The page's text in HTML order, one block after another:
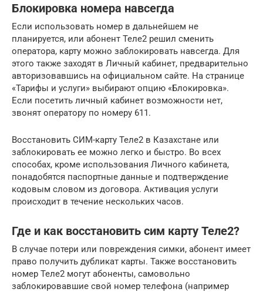
Блокировка номера навсегда
Если использовать номер в дальнейшем не
планируется, или абонент Теле2 решил сменить
оператора, карту можно заблокировать навсегда. Для
этого также заходят в Личный кабинет, предварительно
авторизовавшись на официальном сайте. На странице
«Тарифы и услуги» выбирают опцию «Блокировка».
Если посетить личный кабинет возможности нет,
звонят оператору по номеру 611.
Восстановить СИМ-карту Теле2 в Казахстане или
заблокировать ее можно легко и быстро. Во всех
способах, кроме использования Личного кабинета,
понадобятся паспортные данные и подтверждение
кодовым словом из договора. Активация услуги
происходит в течение нескольких часов.
Где и как восстановить сим карту Теле2?
В случае потери или повреждения симки, абонент имеет
право получить дубликат карты. Также восстановить
номер Теле2 могут абоненты, самовольно
заблокировавшие свой номер телефона (например